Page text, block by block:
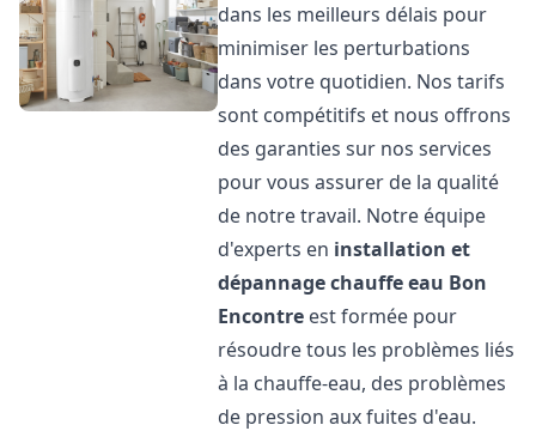
dans les meilleurs délais pour
minimiser les perturbations
dans votre quotidien. Nos tarifs
sont compétitifs et nous offrons
des garanties sur nos services
pour vous assurer de la qualité
de notre travail. Notre équipe
d'experts en installation et
dépannage chauffe eau Bon
Encontre est formée pour
résoudre tous les problèmes liés
à la chauffe-eau, des problèmes
de pression aux fuites d'eau.